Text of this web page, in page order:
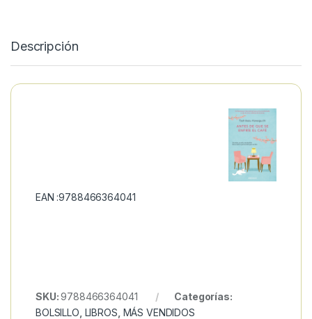
Descripción
EAN :9788466364041
SKU:9788466364041
Categorías:
BOLSILLO LIBROS MÁS VENDIDOS